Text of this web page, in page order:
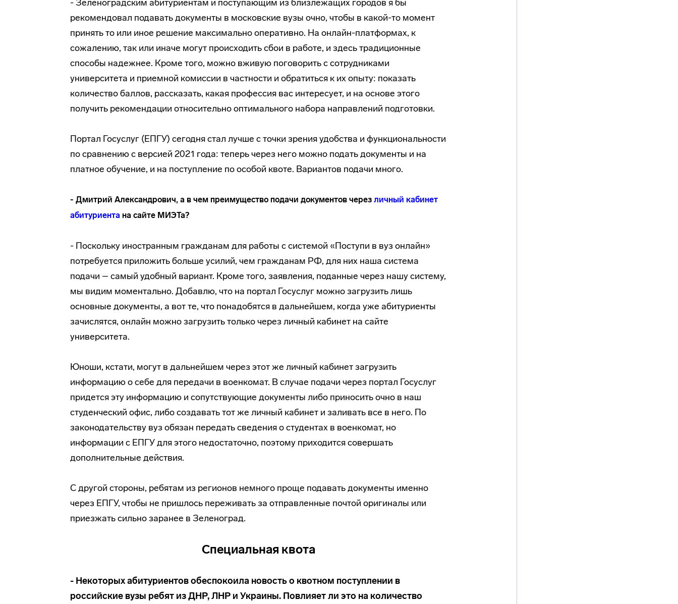
- Зеленоградским абитуриентам и поступающим из близлежащих городов я бы
рекомендовал подавать документы в московские вузы очно, чтобы в какой-то момент
принять то или иное решение максимально оперативно. На онлайн-платформах, к
сожалению, так или иначе могут происходить сбои в работе, и здесь традиционные
способы надежнее. Кроме того, можно вживую поговорить с сотрудниками
университета и приемной комиссии в частности и обратиться к их опыту: показать
количество баллов, рассказать, какая профессия вас интересует, и на основе этого
получить рекомендации относительно оптимального набора направлений подготовки.
Портал Госуслуг (ЕПГУ) сегодня стал лучше с точки зрения удобства и функциональности
по сравнению с версией 2021 года: теперь через него можно подать документы и на
платное обучение, и на поступление по особой квоте. Вариантов подачи много.
- Дмитрий Александрович, а в чем преимущество подачи документов через личный кабинет
абитуриента на сайте МИЭТа?
- Поскольку иностранным гражданам для работы с системой «Поступи в вуз онлайн»
потребуется приложить больше усилий, чем гражданам РФ, для них наша система
подачи – самый удобный вариант. Кроме того, заявления, поданные через нашу систему,
мы видим моментально. Добавлю, что на портал Госуслуг можно загрузить лишь
основные документы, а вот те, что понадобятся в дальнейшем, когда уже абитуриенты
зачислятся, онлайн можно загрузить только через личный кабинет на сайте
университета.
Юноши, кстати, могут в дальнейшем через этот же личный кабинет загрузить
информацию о себе для передачи в военкомат. В случае подачи через портал Госуслуг
придется эту информацию и сопутствующие документы либо приносить очно в наш
студенческий офис, либо создавать тот же личный кабинет и заливать все в него. По
законодательству вуз обязан передать сведения о студентах в военкомат, но
информации с ЕПГУ для этого недостаточно, поэтому приходится совершать
дополнительные действия.
С другой стороны, ребятам из регионов немного проще подавать документы именно
через ЕПГУ, чтобы не пришлось переживать за отправленные почтой оригиналы или
приезжать сильно заранее в Зеленоград.
Специальная квота
- Некоторых абитуриентов обеспокоила новость о квотном поступлении в
российские вузы ребят из ДНР, ЛНР и Украины. Повлияет ли это на количество